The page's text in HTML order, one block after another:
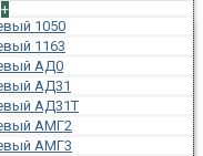
+
1050
1163
АД0
АД31
АД31Т
АМГ2
АМГ3